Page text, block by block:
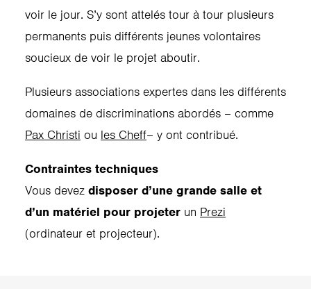
voir le jour. S’y sont attelés tour à tour plusieurs
permanents puis différents jeunes volontaires
soucieux de voir le projet aboutir.
Plusieurs associations expertes dans les différents
domaines de discriminations abordés – comme
Pax Christi ou les Cheff– y ont contribué.
Contraintes techniques
Vous devez disposer d’une grande salle et
d’un matériel pour projeter un Prezi
(ordinateur et projecteur).